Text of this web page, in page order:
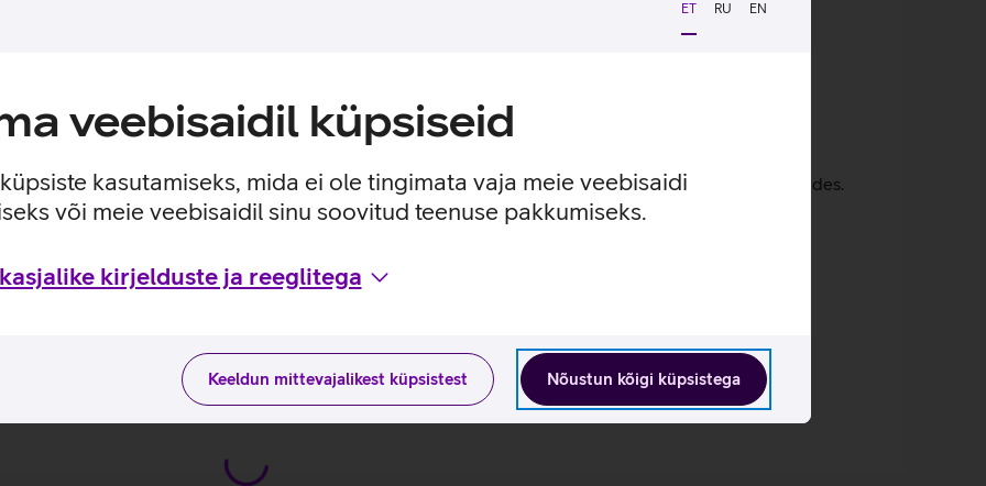
ET RU EN
veebisaidil küpsiseid
kasutamiseks, mida ei ole tingimata vaja meie veebisaidi
või meie veebisaidil sinu soovitud teenuse pakkumiseks.
kirjelduste ja reeglitega
Nõustun kõigi küpsistega
Keeldun mittevajalikest küpsistest
Telia TV rakenduse, mille abil saad Telia TV teenust kasutada ilma digiboksita.
valgusküllastes ruumides koos erksate värvidega.
mis parandab HDR‑pildi toonitäpsust ja dünaamikat nii heledates kui ka tumedates stseenides.
ruumi ja muudab vaatamise veelgi kaasahaaravamaks.
et saaksid oma lemmikmänge nautida sujuvamalt ja kaasahaaravamalt.
tootja kodulehel